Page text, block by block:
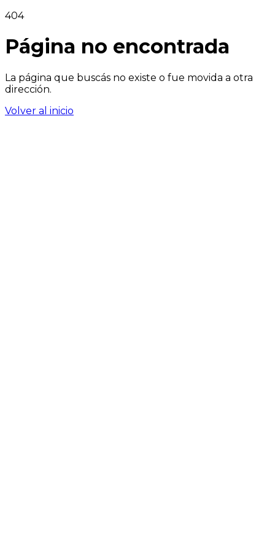
404
Página no encontrada
La página que buscás no existe o fue movida a otra
dirección.
Volver al inicio